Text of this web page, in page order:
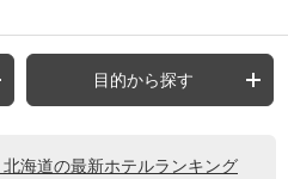
目的から探す
海道の最新ホテルランキング